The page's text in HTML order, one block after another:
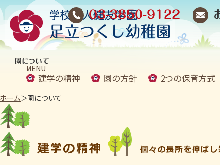
03-3850-9122
園について
MENU
建学の精神 園の方針 2つの保育方式
ホーム＞園について